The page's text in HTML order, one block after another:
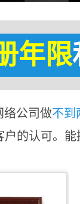
年限
络公司做不到
户的认可。